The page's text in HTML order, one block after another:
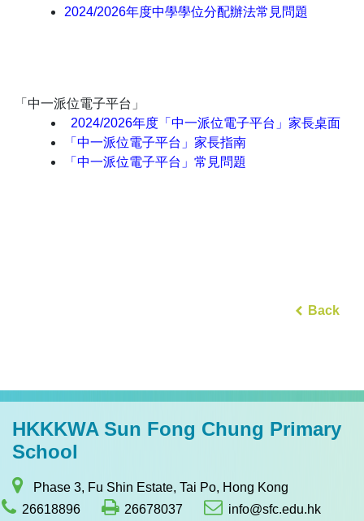
2024/2026年度中學學位分配辦法常見問題
「中一派位電子平台」
2024/2026年度「中一派位電子平台」家長桌面
「中一派位電子平台」家長指南
「中一派位電子平台」常見問題
Back
HKKKWA Sun Fong Chung Primary
School
Phase 3, Fu Shin Estate, Tai Po, Hong Kong
26618896
26678037 info@sfc.edu.hk